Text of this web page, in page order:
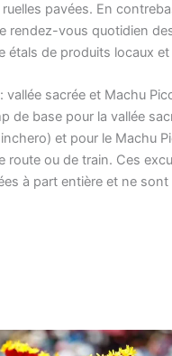
pavées. En
rendez-vous quotidien
étals de produits locaux
vallée sacrée et Machu
de base pour la vallée
et pour le Machu
route ou de train. Ces
à part entière et ne sont